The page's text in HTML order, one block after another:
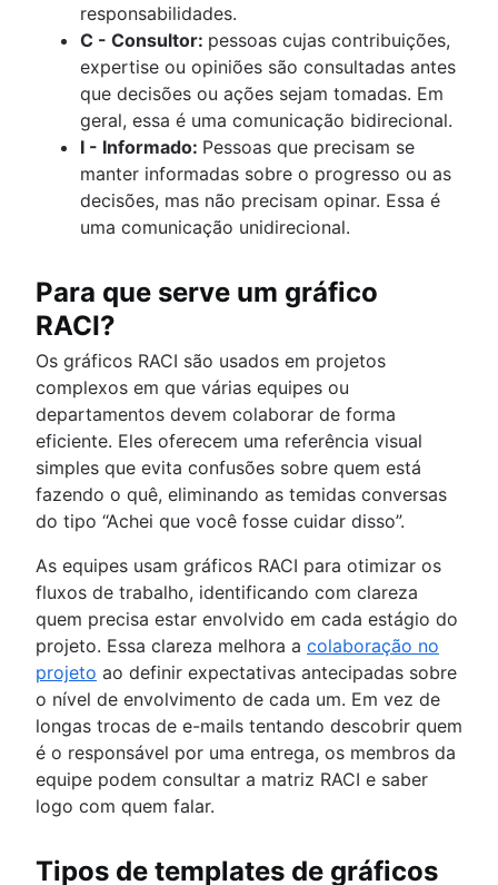
responsabilidades.
C - Consultor: pessoas cujas contribuições,
expertise ou opiniões são consultadas antes
que decisões ou ações sejam tomadas. Em
geral, essa é uma comunicação bidirecional.
I - Informado: Pessoas que precisam se
manter informadas sobre o progresso ou as
decisões, mas não precisam opinar. Essa é
uma comunicação unidirecional.
Para que serve um gráfico
RACI?
Os gráficos RACI são usados em projetos
complexos em que várias equipes ou
departamentos devem colaborar de forma
eficiente. Eles oferecem uma referência visual
simples que evita confusões sobre quem está
fazendo o quê, eliminando as temidas conversas
do tipo “Achei que você fosse cuidar disso”.
As equipes usam gráficos RACI para otimizar os
fluxos de trabalho, identificando com clareza
quem precisa estar envolvido em cada estágio do
projeto. Essa clareza melhora a colaboração no
projeto ao definir expectativas antecipadas sobre
o nível de envolvimento de cada um. Em vez de
longas trocas de e-mails tentando descobrir quem
é o responsável por uma entrega, os membros da
equipe podem consultar a matriz RACI e saber
logo com quem falar.
Tipos de templates de gráficos